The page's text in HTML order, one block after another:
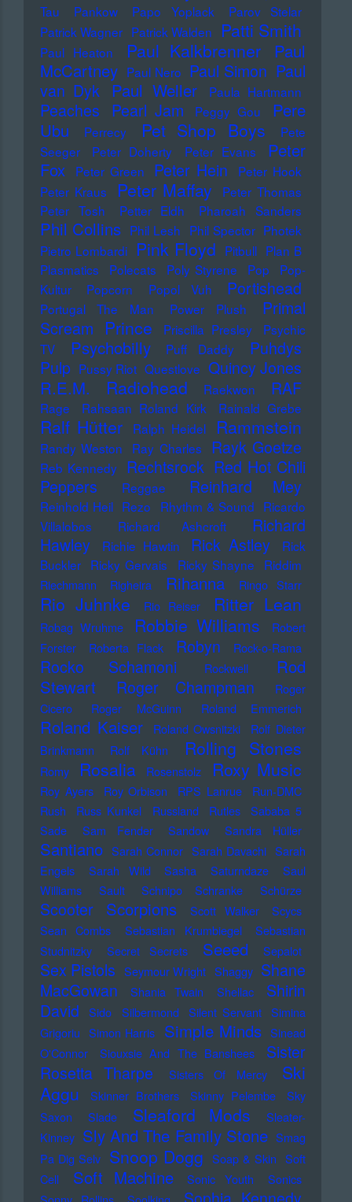
Tau
Pankow Papo Yoplack
Parov Stelar
Patrick Wagner Patrick Walden Patti Smith
Paul Heaton Paul Kalkbrenner
Paul
McCartney Paul Nero Paul Simon Paul
van Dyk Paul Weller Paula Hartmann
Peaches Pearl Jam Peggy Gou
Pere
Ubu
Perrecy Pet Shop Boys
Pete
Seeger
Peter Doherty Peter Evans
Peter
Fox
Peter Green Peter Hein
Peter Hook
Peter Kraus
Peter Maffay
Peter Thomas
Peter Tosh
Petter Eldh Pharoah Sanders
Phil Collins Phil Lesh Phil Spector Photek
Pietro Lombardi
Pink Floyd Pitbull Plan B
Plasmatics
Polecats Poly Styrene Pop
Pop-
Kultur
Popcorn Popol Vuh Portishead
Portugal The Man Power Plush
Primal
Scream
Prince Priscilla Presley
Psychic
TV
Psychobilly Puff Daddy
Puhdys
Pulp Pussy Riot Questlove Quincy Jones
R.E.M. Radiohead Raekwon RAF
Rage Rahsaan Roland Kirk Rainald Grebe
Ralf Hütter Ralph Heidel Rammstein
Randy Weston Ray Charles Rayk Goetze
Reb Kennedy Rechtsrock Red Hot Chili
Peppers
Reggae Reinhard Mey
Reinhold Heil Rezo Rhythm & Sound Ricardo
Villalobos
Richard Ashcroft
Richard
Hawley
Richie Hawtin Rick Astley
Rick
Buckler
Ricky Gervais Ricky Shayne Riddim
Riechmann Righeira Rihanna Ringo Starr
Rio Juhnke Rio Reiser Ritter Lean
Robag Wruhme Robbie Williams
Robert
Forster
Roberta Flack Robyn Rock-o-Rama
Rocko Schamoni Rockwell
Rod
Stewart
Roger Champman
Roger
Cicero
Roger McGuinn Roland Emmerich
Roland Kaiser Roland Owsnitzki
Rolf Dieter
Brinkmann
Rolf Kühn Rolling Stones
Romy Rosalia Rosenstolz Roxy Music
Roy Ayers Roy Orbison RPS Lanrue
Run-DMC
Rush
Russ Kunkel Russland Rutles
Sababa 5
Sade
Sam Fender Sandow Sandra Hüller
Santiano Sarah Connor Sarah Davachi Sarah
Engels
Sarah Wild Sasha Saturndaze
Saul
Williams
Sault Schnipo Schranke Schürze
Scooter Scorpions Scott Walker
Scycs
Sean Combs
Sebastian Krumbiegel
Sebastian
Studnitzky
Secret Secrets Seeed Sepalot
Sex Pistols Seymour Wright Shaggy Shane
MacGowan
Shania Twain Shellac
Shirin
David
Sido Silbermond Silent Servant Simina
Grigoriu Simon Harris Simple Minds Sinead
O'Connor
Siouxsie And The Banshees
Sister
Rosetta Tharpe
Sisters Of Mercy
Ski
Aggu
Skinner Brothers Skinny Pelembe
Sky
Saxon
Slade Sleaford Mods
Sleater-
Kinney Sly And The Family Stone Smag
Pa Dig Selv Snoop Dogg Soap & Skin Soft
Cell
Soft Machine Sonic Youth
Sonics